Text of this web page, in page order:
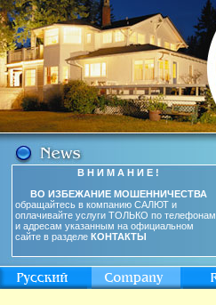
В Н И М А Н И Е !
ВО ИЗБЕЖАНИЕ МОШЕННИЧЕСТВА
обращайтесь в компанию САЛЮТ и
оплачивайте услуги ТОЛЬКО по телефонам
и адресам указанным на официальном
сайте в разделе КОНТАКТЫ